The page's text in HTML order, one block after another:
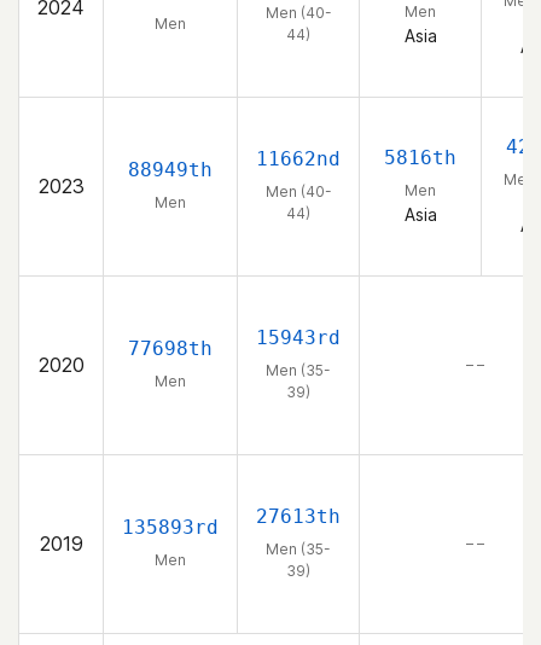
2024
Men
Men (40-
44)
Men
Asia
2023
88949th
Men
11662nd
Men (40-
44)
5816th
Men
Asia
Men
2020
77698th
Men
15943rd
Men (35-
39)
– –
2019
135893rd
Men
27613th
Men (35-
39)
– –